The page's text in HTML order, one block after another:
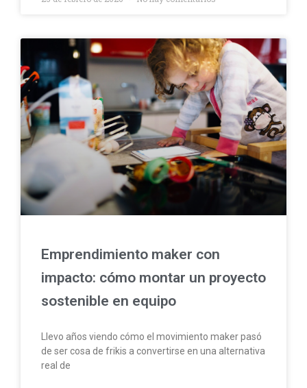
Emprendimiento maker con
impacto: cómo montar un proyecto
sostenible en equipo
Llevo años viendo cómo el movimiento maker pasó
de ser cosa de frikis a convertirse en una alternativa
real de